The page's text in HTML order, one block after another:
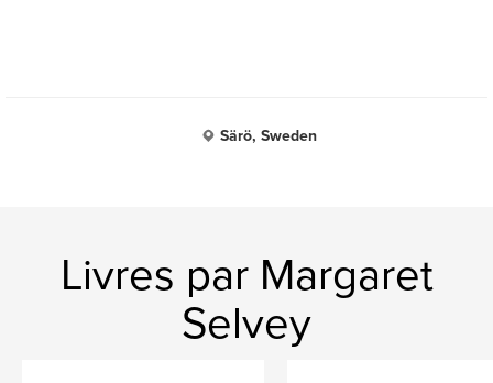
Särö, Sweden
Livres par Margaret
Selvey